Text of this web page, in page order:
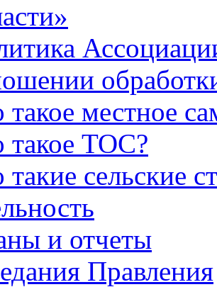
такое местное
такое ТОС?
такие сельские
и отчеты
Правления